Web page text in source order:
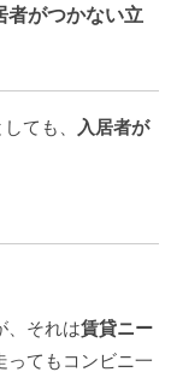
者がつかない立
ても、
入居者が
、それは賃貸ニー
ってもコンビニ一